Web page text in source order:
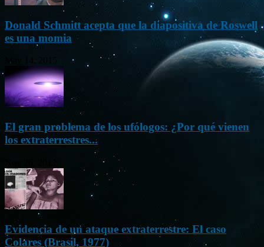
Donald Schmitt acepta que la diapositiva de Roswell
es una momia
May 14, 2015
El gran problema de los ufólogos: ¿Por qué vienen
los extraterrestres...
Evidencia de un ataque extraterrestre: El caso
Colares (Brasil, 1977)